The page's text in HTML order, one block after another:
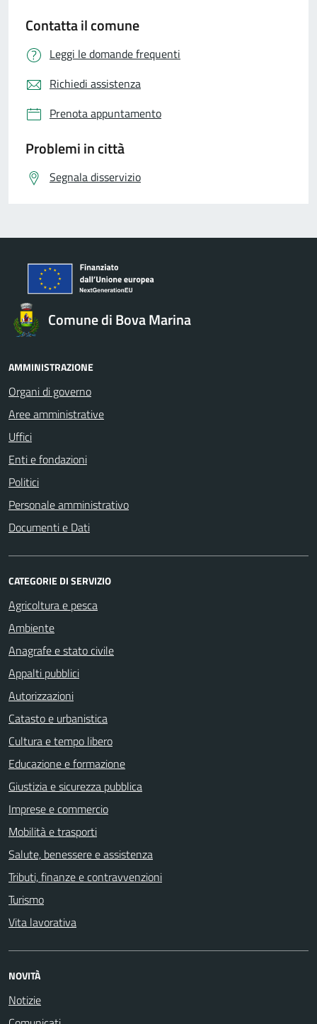
Contatta il comune
Leggi le domande frequenti
Richiedi assistenza
Prenota appuntamento
Problemi in città
Segnala disservizio
Comune di Bova Marina
AMMINISTRAZIONE
Organi di governo
Aree amministrative
Uffici
Enti e fondazioni
Politici
Personale amministrativo
Documenti e Dati
CATEGORIE DI SERVIZIO
Agricoltura e pesca
Ambiente
Anagrafe e stato civile
Appalti pubblici
Autorizzazioni
Catasto e urbanistica
Cultura e tempo libero
Educazione e formazione
Giustizia e sicurezza pubblica
Imprese e commercio
Mobilità e trasporti
Salute, benessere e assistenza
Tributi, finanze e contravvenzioni
Turismo
Vita lavorativa
NOVITÀ
Notizie